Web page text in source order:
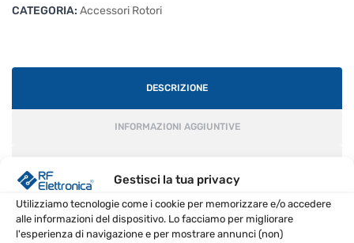
Gestisci la tua privacy
Utilizziamo tecnologie come i cookie per memorizzare e/o accedere
alle informazioni del dispositivo. Lo facciamo per migliorare
l'esperienza di navigazione e per mostrare annunci (non)
CATEGORIA: Accessori Rotori
DESCRIZIONE
INFORMAZIONI AGGIUNTIVE
Set di staffe robuste per rotore HyGain HAM-IV, ideale